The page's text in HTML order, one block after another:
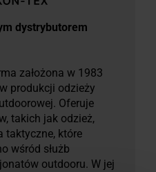
dystrybutorem
założona w 1983
produkcji odzieży
Oferuje
takich jak odzież,
taktyczne, które
wśród służb
outdooru. W jej